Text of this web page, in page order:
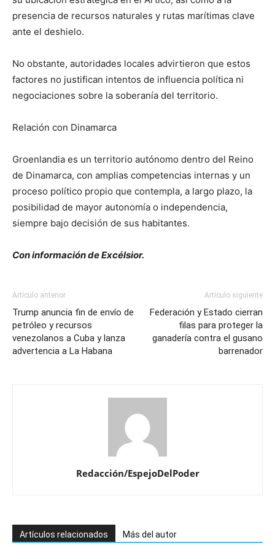
presencia de recursos naturales y rutas marítimas clave
ante el deshielo.
No obstante, autoridades locales advirtieron que estos
factores no justifican intentos de influencia política ni
negociaciones sobre la soberanía del territorio.
Relación con Dinamarca
Groenlandia es un territorio autónomo dentro del Reino
de Dinamarca, con amplias competencias internas y un
proceso político propio que contempla, a largo plazo, la
posibilidad de mayor autonomía o independencia,
siempre bajo decisión de sus habitantes.
Con información de Excélsior.
Artículo anterior
Trump anuncia fin de envío de
petróleo y recursos
venezolanos a Cuba y lanza
advertencia a La Habana
Artículo siguiente
Federación y Estado cierran
filas para proteger la
ganadería contra el gusano
barrenador
Redacción/EspejoDelPoder
Artículos relacionados Más del autor